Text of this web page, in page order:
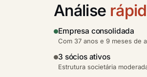
Análise
Empresa consolidada
Com 37 anos e 9 meses de
3 sócios ativos
Estrutura societária